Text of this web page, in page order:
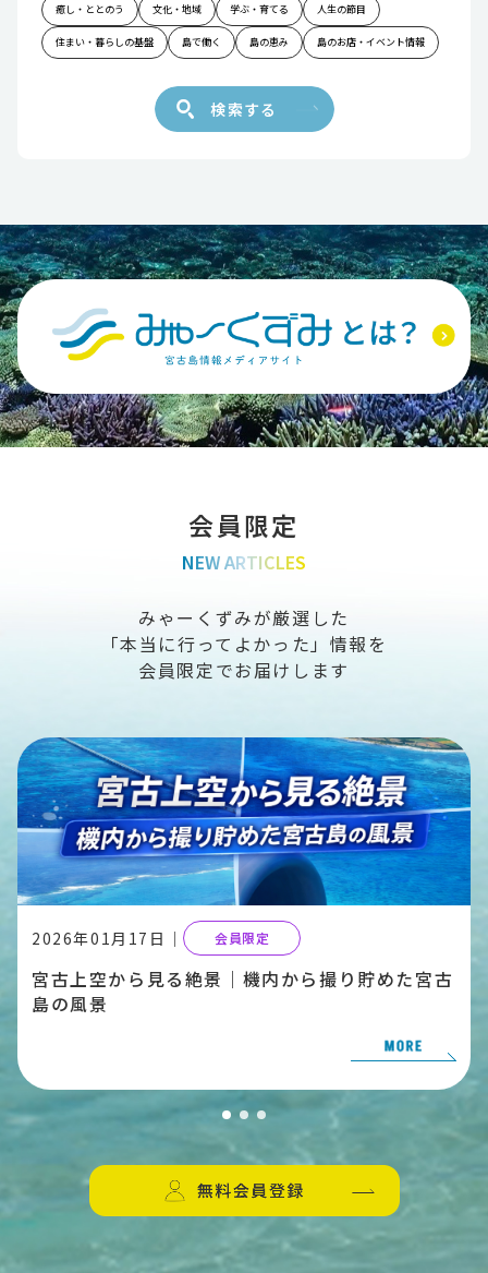
癒し・ととのう 文化・地域 学ぶ・育てる 人生の節目
住まい・暮らしの基盤 島で働く 島の恵み 島のお店・イベント情報
検索する
会員限定
NEW ARTICLES
みゃーくずみが厳選した
「本当に行ってよかった」情報を
会員限定でお届けします
2026年01月17日｜ 会員限定
宮古上空から見る絶景｜機内から撮り貯めた宮古
島の風景